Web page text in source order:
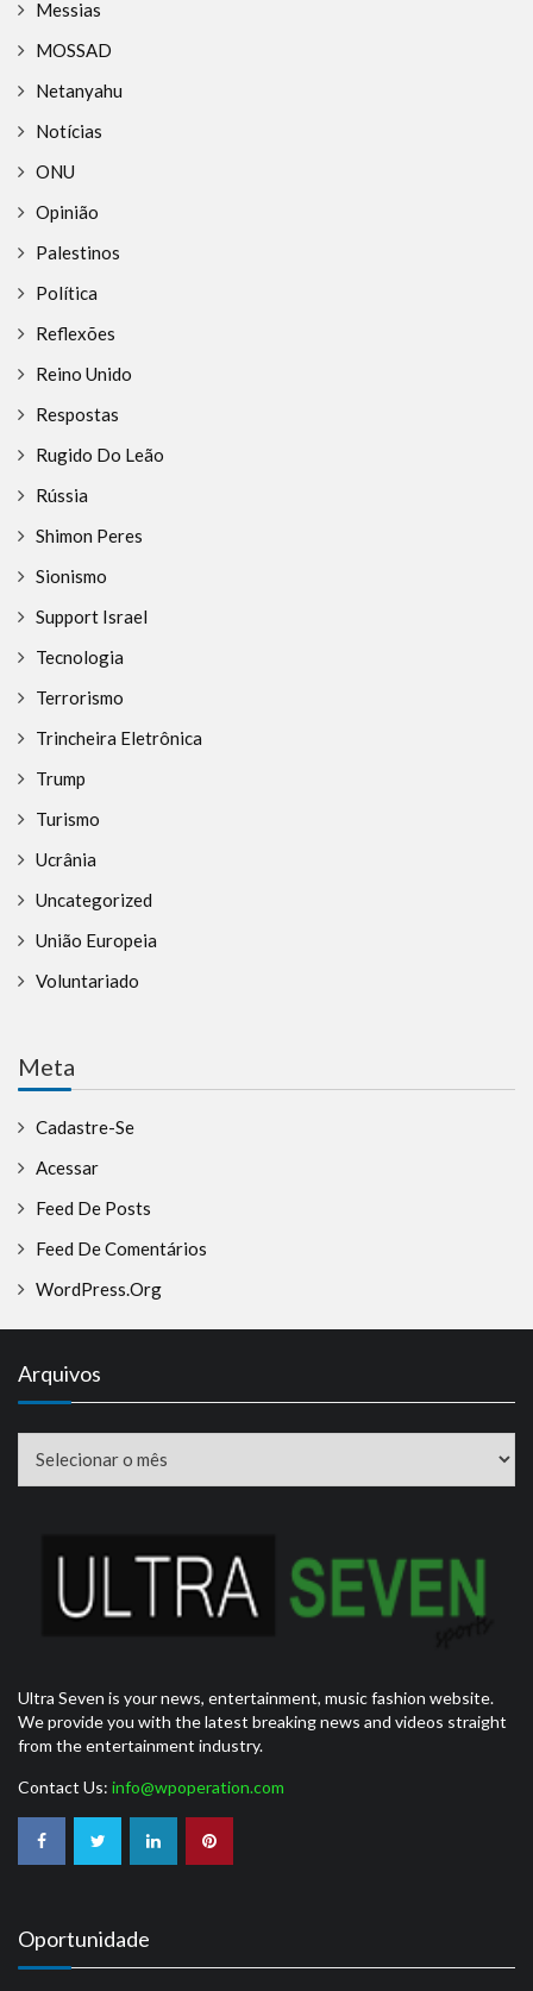
Messias
MOSSAD
Netanyahu
Notícias
ONU
Opinião
Palestinos
Política
Reflexões
Reino Unido
Respostas
Rugido Do Leão
Rússia
Shimon Peres
Sionismo
Support Israel
Tecnologia
Terrorismo
Trincheira Eletrônica
Trump
Turismo
Ucrânia
Uncategorized
União Europeia
Voluntariado
Meta
Cadastre-Se
Acessar
Feed De Posts
Feed De Comentários
WordPress.org
Arquivos
Ultra Seven is your news, entertainment, music fashion website.
We provide you with the latest breaking news and videos straight
from the entertainment industry.
Contact Us: info@wpoperation.com
Oportunidade